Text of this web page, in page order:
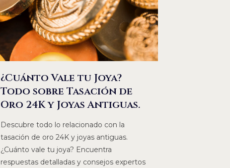
¿Cuánto Vale tu Joya?
Todo sobre Tasación de
Oro 24K y Joyas Antiguas.
Descubre todo lo relacionado con la
tasación de oro 24K y joyas antiguas.
¿Cuánto vale tu joya? Encuentra
respuestas detalladas y consejos expertos